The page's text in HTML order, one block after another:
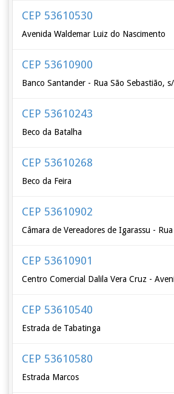
CEP 53610530
Avenida Waldemar Luiz do Nascimento
CEP 53610900
Banco Santander - Rua São Sebastião,
CEP 53610243
Beco da Batalha
CEP 53610268
Beco da Feira
CEP 53610902
Câmara de Vereadores de Igarassu -
CEP 53610901
Centro Comercial Dalila Vera Cruz -
CEP 53610540
Estrada de Tabatinga
CEP 53610580
Estrada Marcos